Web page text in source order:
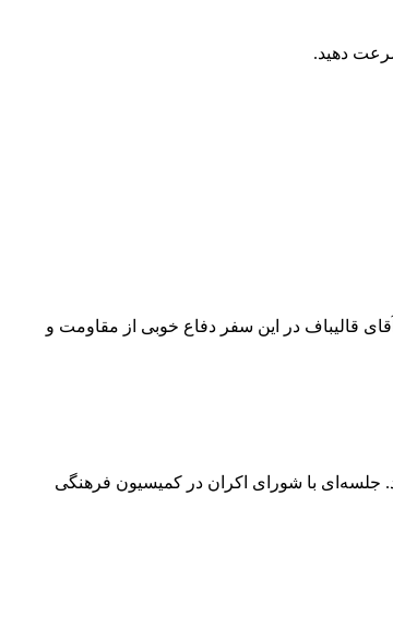
دهید.
المجالس جهانی انجام شد. آقای قالیباف در این سفر دفاع خوبی از مقاومت و
کند. جلسه‌ای با شورای اکران در کمیسیون فرهنگی